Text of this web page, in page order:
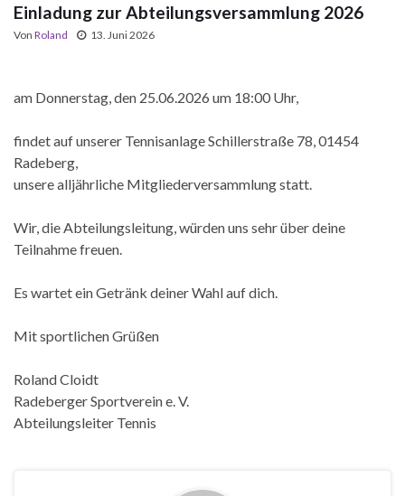
Einladung zur Abteilungsversammlung 2026
Von Roland 13. Juni 2026
am Donnerstag, den 25.06.2026 um 18:00 Uhr,
findet auf unserer Tennisanlage Schillerstraße 78, 01454
Radeberg,
unsere alljährliche Mitgliederversammlung statt.
Wir, die Abteilungsleitung, würden uns sehr über deine
Teilnahme freuen.
Es wartet ein Getränk deiner Wahl auf dich.
Mit sportlichen Grüßen
Roland Cloidt
Radeberger Sportverein e. V.
Abteilungsleiter Tennis